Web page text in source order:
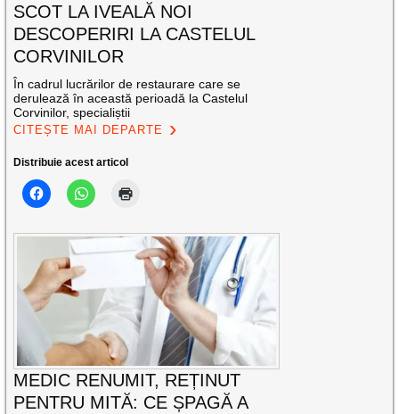
SCOT LA IVEALĂ NOI
DESCOPERIRI LA CASTELUL
CORVINILOR
În cadrul lucrărilor de restaurare care se
derulează în această perioadă la Castelul
Corvinilor, specialiștii
CITEȘTE MAI DEPARTE
Distribuie acest articol
MEDIC RENUMIT, REȚINUT
PENTRU MITĂ: CE ȘPAGĂ A